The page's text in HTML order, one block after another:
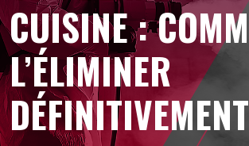
CUISINE :
L’ÉLIMINER